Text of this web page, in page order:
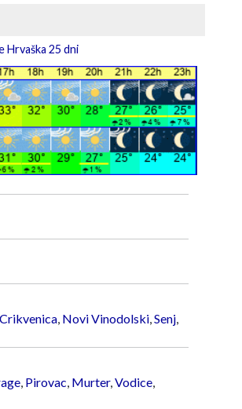
Hrvaška 25 dni
Crikvenica, Novi Vinodolski, Senj,
, Pirovac Murter, Vodice,